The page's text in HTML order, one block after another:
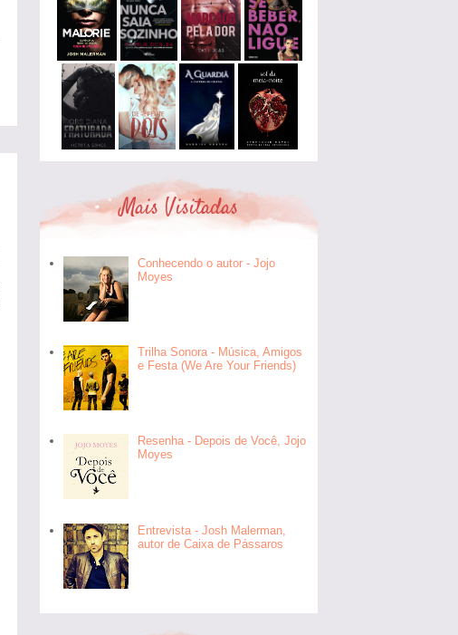
Mais Visitadas
Conhecendo o autor - Jojo
Moyes
Trilha Sonora - Música, Amigos
e Festa (We Are Your Friends)
Resenha - Depois de Você, Jojo
Moyes
Entrevista - Josh Malerman,
autor de Caixa de Pássaros